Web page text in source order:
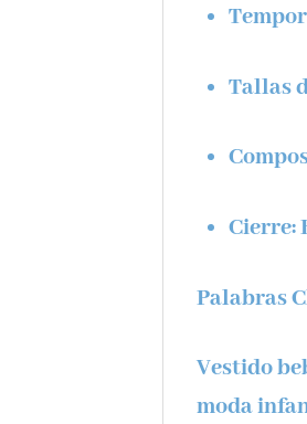
Tallas
Cierre:
Palabras
Vestido
moda